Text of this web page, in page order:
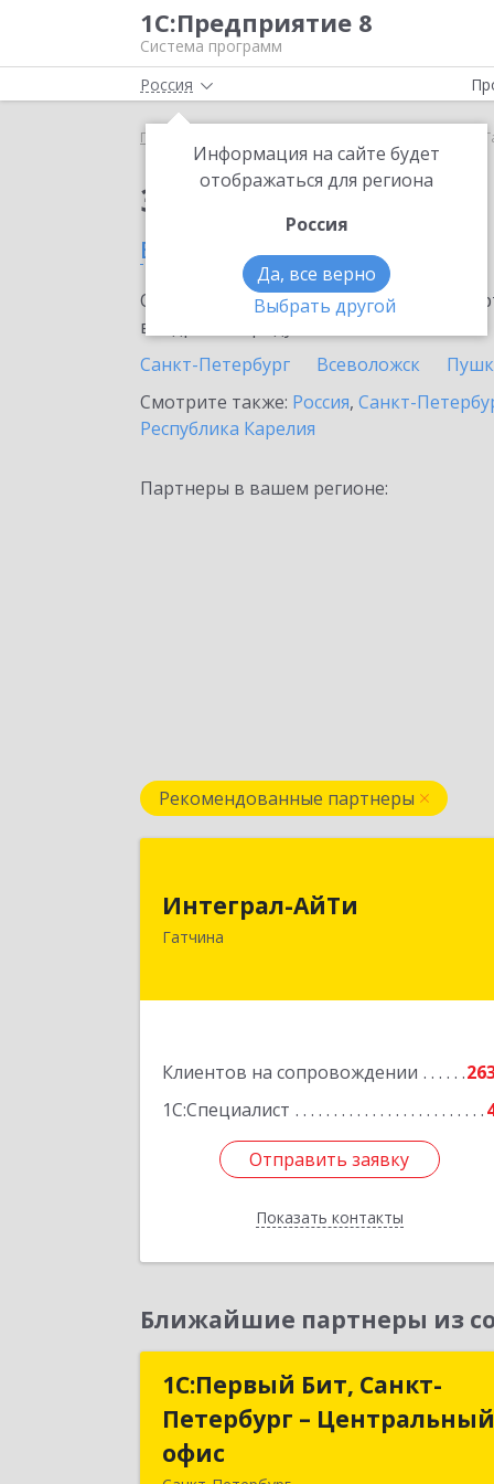
1С:Предприятие 8
Система программ
Россия
Информация на сайте будет
отображаться для региона
Россия
Да, все верно
Выбрать другой
Главная 1С:ЕГИСЗ в
Заказать 1С:ЕГИСЗ
в Гатчине
Ознакомьтесь с информационными
внедрение продукта.
Санкт-Петербург
Всеволожск
Смотрите также: Россия, Санкт-
Республика Карелия
Партнеры в вашем регионе:
Рекомендованные партнеры
Интеграл-АйТи
Гатчина
Клиентов на сопровождении
1С:Специалист
Отправить заявку
Показать контакты
Гатчинский р-н, Гатчина г, 25 Октября
Отправить заявку
Назад
Ближайшие партнеры из
1С:Первый Бит, Санкт-
Петербург – Центральный
офис
1С:Первый Бит, Санкт-
Петербург – Центральный